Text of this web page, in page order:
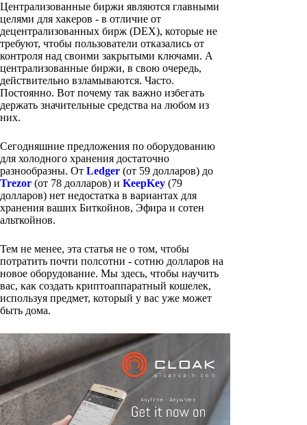
Централизованные биржи являются главными
целями для хакеров - в отличие от
децентрализованных бирж (DEX), которые не
требуют, чтобы пользователи отказались от
контроля над своими закрытыми ключами. А
централизованные биржи, в свою очередь,
действительно взламываются. Часто.
Постоянно. Вот почему так важно избегать
держать значительные средства на любом из
них.
Сегодняшние предложения по оборудованию
для холодного хранения достаточно
разнообразны. От Ledger (от 59 долларов) до
Trezor (от 78 долларов) и KeepKey (79
долларов) нет недостатка в вариантах для
хранения ваших Биткойнов, Эфира и сотен
альткойнов.
Тем не менее, эта статья не о том, чтобы
потратить почти полсотни - сотню долларов на
новое оборудование. Мы здесь, чтобы научить
вас, как создать криптоаппаратный кошелек,
используя предмет, который у вас уже может
быть дома.